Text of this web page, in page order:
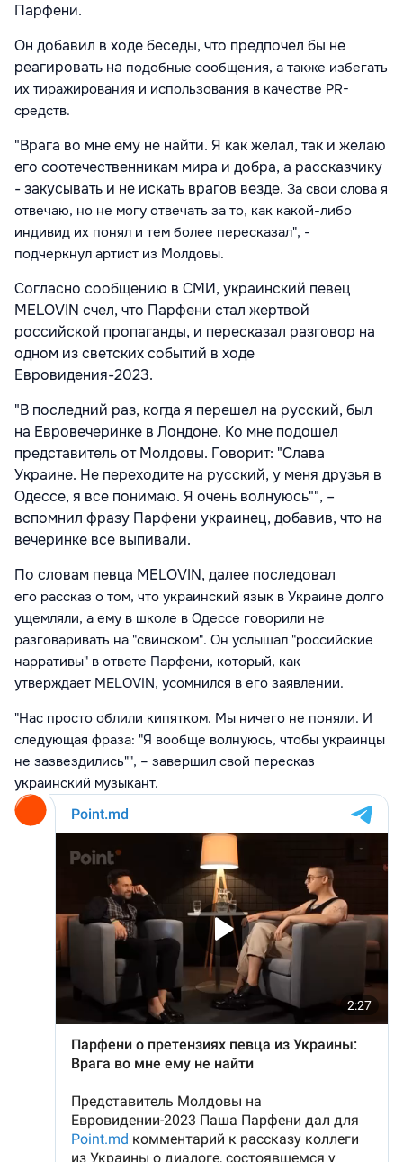
Парфени.
Он добавил в ходе беседы, что предпочел бы не
реагировать на подобные сообщения, а также избегать
их тиражирования и использования в качестве PR-
средств.
"Врага во мне ему не найти. Я как желал, так и желаю
его соотечественникам мира и добра, а рассказчику
- закусывать и не искать врагов везде. За свои слова я
отвечаю, но не могу отвечать за то, как какой-либо
индивид их понял и тем более пересказал", -
подчеркнул артист из Молдовы.
Согласно сообщению в СМИ, украинский певец
MELOVIN счел, что Парфени стал жертвой
российской пропаганды, и пересказал разговор на
одном из светских событий в ходе
Евровидения-2023.
"В последний раз, когда я перешел на русский, был
на Евровечеринке в Лондоне. Ко мне подошел
представитель от Молдовы. Говорит: "Слава
Украине. Не переходите на русский, у меня друзья в
Одессе, я все понимаю. Я очень волнуюсь"", –
вспомнил фразу Парфени украинец, добавив, что на
вечеринке все выпивали.
По словам певца MELOVIN, далее последовал
его рассказ о том, что украинский язык в Украине долго
ущемляли, а ему в школе в Одессе говорили не
разговаривать на "свинском". Он услышал "российские
нарративы" в ответе Парфени, который, как
утверждает MELOVIN, усомнился в его заявлении.
"Нас просто облили кипятком. Мы ничего не поняли. И
следующая фраза: "Я вообще волнуюсь, чтобы украинцы
не зазвездились"", – завершил свой пересказ
украинский музыкант.